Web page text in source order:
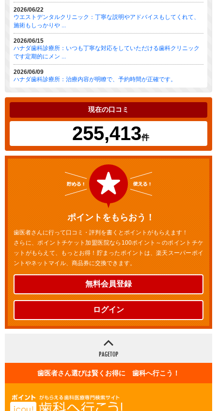
2026/06/22
ウエストデンタルクリニック：丁寧な説明やアドバイスもしてくれて、
施術もしっかりや ...
2026/06/15
ハナダ歯科診療所：いつも丁寧な対応をしていただける歯科クリニック
です定期的にメン ...
2026/06/09
ハナダ歯科診療所：治療内容が明瞭で、予約時間が正確です。
現在の口コミ
255,413件
ポイントをもらおう！
歯医者さんに行って口コミ・評判を書くとポイントがもらえます！
さらに、ポイントチケット加盟医院なら100ポイント～のポイントチケ
ットがもらえて、もっとお得！貯まったポイントは、楽天スーパーポイ
ントやネットマイル、商品券に交換できます。
無料会員登録
ログイン
歯医者さん選びは賢くお得に 歯科へ行こう！